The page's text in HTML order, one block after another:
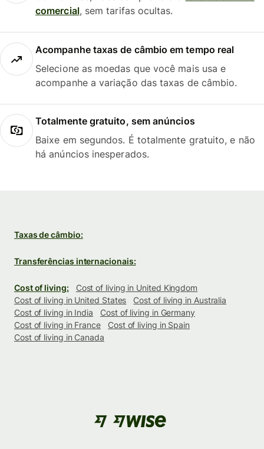
comercial, sem tarifas ocultas.
Acompanhe taxas de câmbio em tempo real
Selecione as moedas que você mais usa e
acompanhe a variação das taxas de câmbio.
Totalmente gratuito, sem anúncios
Baixe em segundos. É totalmente gratuito, e não
há anúncios inesperados.
Taxas de câmbio:
Transferências internacionais:
Cost of living:
Cost of living in United Kingdom
Cost of living in United States
Cost of living in Australia
Cost of living in India
Cost of living in Germany
Cost of living in France
Cost of living in Spain
Cost of living in Canada